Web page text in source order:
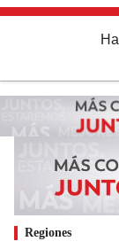
Regiones